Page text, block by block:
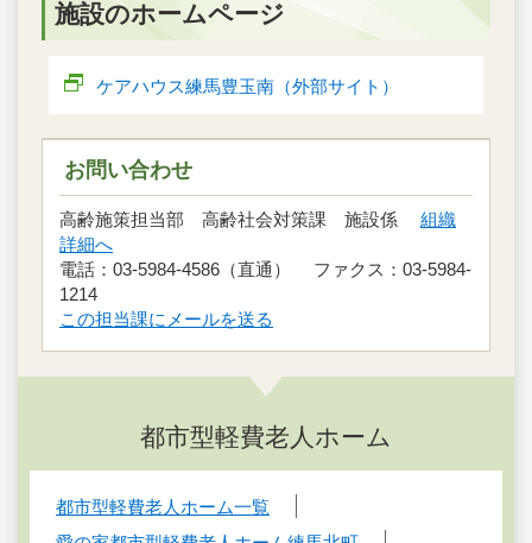
施設のホームページ
ケアハウス練馬豊玉南（外部サイト）
お問い合わせ
高齢施策担当部 高齢社会対策課 施設係 組織
詳細へ
電話：03-5984-4586（直通） ファクス：03-5984-
1214
この担当課にメールを送る
都市型軽費老人ホーム
都市型軽費老人ホーム一覧